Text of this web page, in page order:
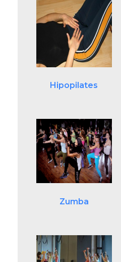
Hipopilates
Zumba